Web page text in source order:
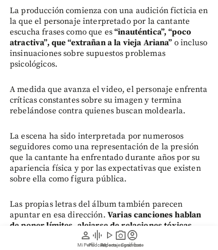
person
Mi Perfil
graphic_eq
Pódcast
play_arrow
Videos
photo_camera
Reportajes gráficos
account_circle
Suscríbete
La producción comienza con una audición ficticia en
la que el personaje interpretado por la cantante
escucha frases como que es“inauténtica”, “poco
atractiva”, que “extrañan a la vieja Ariana” o incluso
insinuaciones sobre supuestos problemas
psicológicos.
A medida que avanza el video, el personaje enfrenta
críticas constantes sobre su imagen y termina
rebelándose contra quienes buscan moldearla.
La escena ha sido interpretada por numerosos
seguidores como una representación de la presión
que la cantante ha enfrentado durante años por su
apariencia física y por las expectativas que existen
sobre ella como figura pública.
Las propias letras del álbum también parecen
apuntar en esa dirección. Varias canciones hablan
de poner límites, alejarse de relaciones tóxicas,
sobrevivir a la presión y renacer después de
momentos difíciles. Sin embargo, Ariana nunca ha